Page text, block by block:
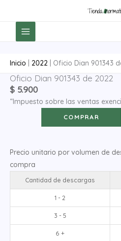
contenido
Inicio 2022 Oficio Dian 901343
Oficio Dian 901343 de 2022
$ 5.900
“Impuesto sobre las ventas
Oficio
Dian
901343
COMPRAR
Precio unitario por volumen de
compra
Cantidad de descargas
1 - 2
3 - 5
6 +